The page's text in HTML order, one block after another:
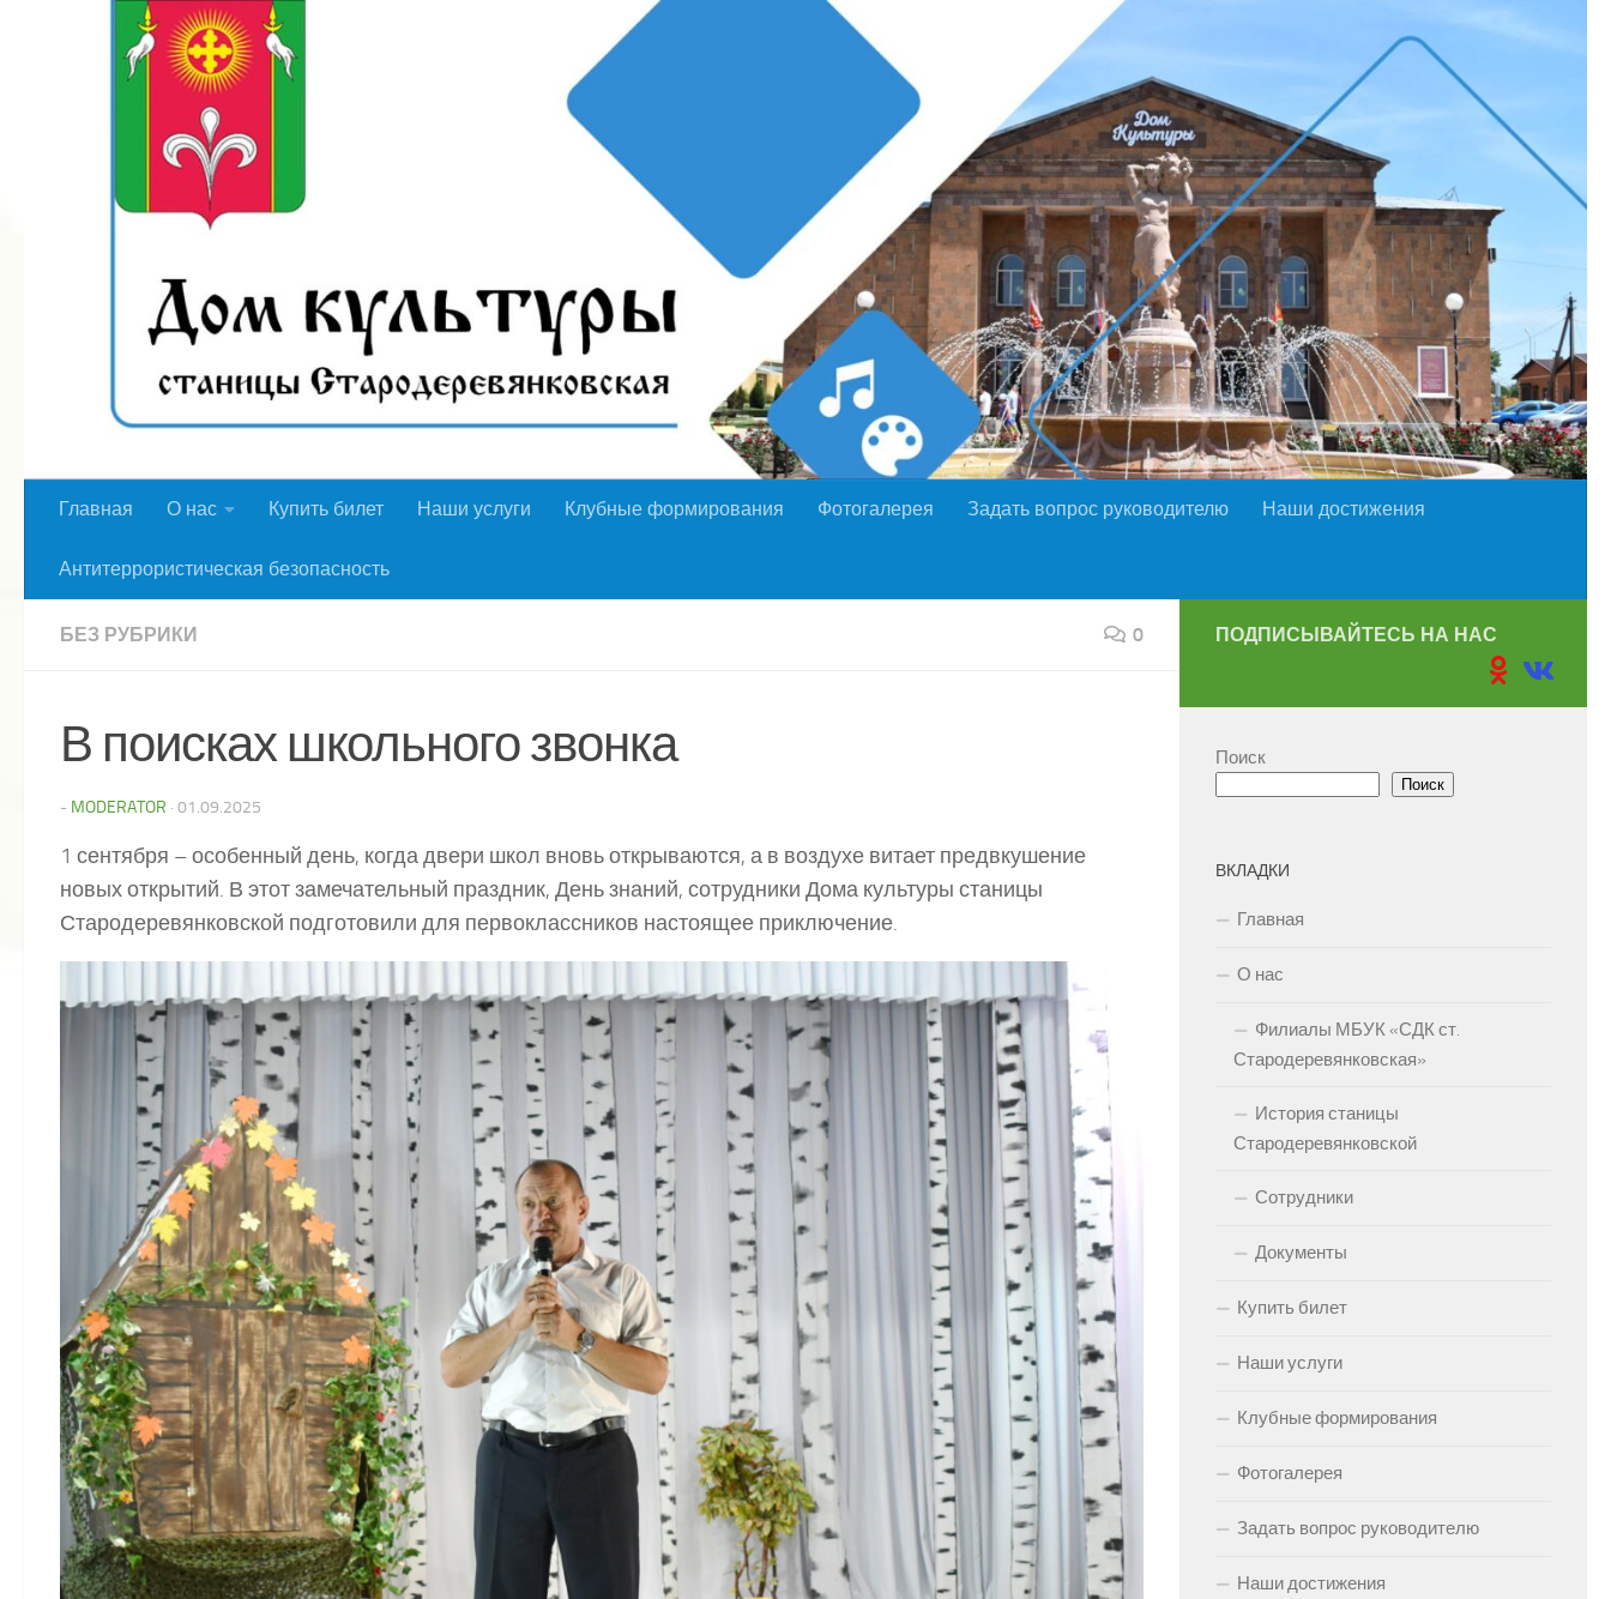
Перейти к содержимому
Главная О нас Купить билет Наши услуги Клубные формирования Фотогалерея Задать вопрос руководителю Наши достижения
Антитеррористическая безопасность
БЕЗ РУБРИКИ 0
В поисках школьного звонка
- MODERATOR · 01.09.2025
1 сентября – особенный день, когда двери школ вновь открываются, а в воздухе витает предвкушение
новых открытий. В этот замечательный праздник, День знаний, сотрудники Дома культуры станицы
Стародеревянковской подготовили для первоклассников настоящее приключение.
ПОДПИСЫВАЙТЕСЬ НА НАС
Поиск
Поиск
ВКЛАДКИ
Главная
О нас
Филиалы МБУК «СДК ст.
Стародеревянковская»
История станицы
Стародеревянковской
Сотрудники
Документы
Купить билет
Наши услуги
Клубные формирования
Фотогалерея
Задать вопрос руководителю
Наши достижения